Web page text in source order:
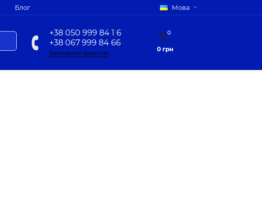
Блог Мова
+38 050 999 84 1 6
+38 067 999 84 66
Замовити дзвінок
0
0 грн